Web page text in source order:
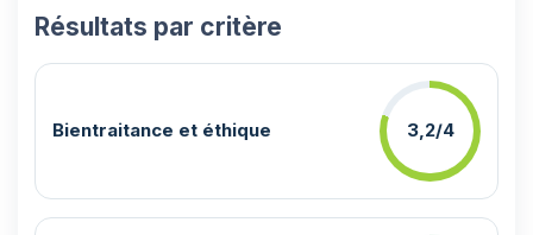
Résultats par critère
Bientraitance et éthique 3,2/4